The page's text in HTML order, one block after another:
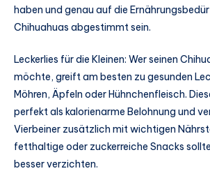
haben und genau auf die
Chihuahuas abgestimmt sein.
Leckerlies für die Kleinen: Wer seinen
möchte, greift am besten zu gesunden
Möhren, Äpfeln oder Hühnchenfleisch.
perfekt als kalorienarme Belohnung und
Vierbeiner zusätzlich mit wichtigen
fetthaltige oder zuckerreiche Snacks
besser verzichten.